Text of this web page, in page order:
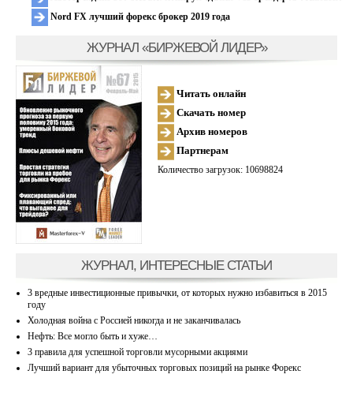
Nord FX лучший форекс брокер 2019 года
ЖУРНАЛ «БИРЖЕВОЙ ЛИДЕР»
Читать онлайн
Скачать номер
Архив номеров
Партнерам
Количество загрузок: 10698824
ЖУРНАЛ, ИНТЕРЕСНЫЕ СТАТЬИ
3 вредные инвестиционные привычки, от которых нужно избавиться в 2015
году
Холодная война с Россией никогда и не заканчивалась
Нефть: Все могло быть и хуже…
3 правила для успешной торговли мусорными акциями
Лучший вариант для убыточных торговых позиций на рынке Форекс